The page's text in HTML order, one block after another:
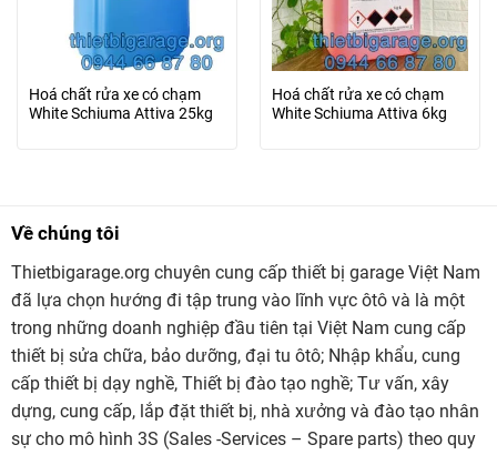
Hoá chất rửa xe có chạm
White Schiuma Attiva 25kg
Hoá chất rửa xe có chạm
White Schiuma Attiva 6kg
Về chúng tôi
Thietbigarage.org chuyên cung cấp thiết bị garage Việt Nam
đã lựa chọn hướng đi tập trung vào lĩnh vực ôtô và là một
trong những doanh nghiệp đầu tiên tại Việt Nam cung cấp
thiết bị sửa chữa, bảo dưỡng, đại tu ôtô; Nhập khẩu, cung
cấp thiết bị dạy nghề, Thiết bị đào tạo nghề; Tư vấn, xây
dựng, cung cấp, lắp đặt thiết bị, nhà xưởng và đào tạo nhân
sự cho mô hình 3S (Sales -Services – Spare parts) theo quy